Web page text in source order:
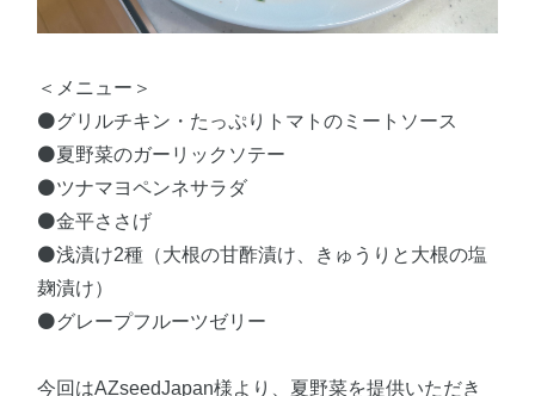
＜メニュー＞
⚫️グリルチキン・たっぷりトマトのミートソース
⚫️夏野菜のガーリックソテー
⚫️ツナマヨペンネサラダ
⚫️金平ささげ
⚫️浅漬け2種（大根の甘酢漬け、きゅうりと大根の塩
麹漬け）
⚫️グレープフルーツゼリー
今回はAZseedJapan様より、夏野菜を提供いただき